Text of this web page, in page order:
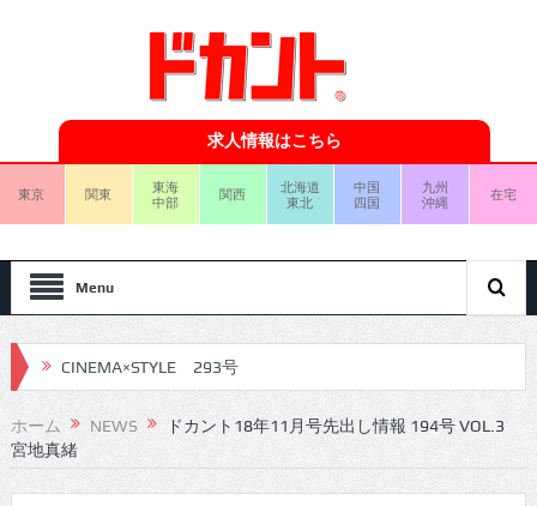
求人情報はこちら
東京 関東
東海
中部
関西
北海道
東北
中国
四国
九州
沖縄
在宅
Menu
CINEMA×STYLE 293号
CINEMA×STYLE 292号
CINEMA×STYLE 291号
ホーム NEWS
ドカント18年11月号先出し情報 194号 VOL.3
宮地真緒